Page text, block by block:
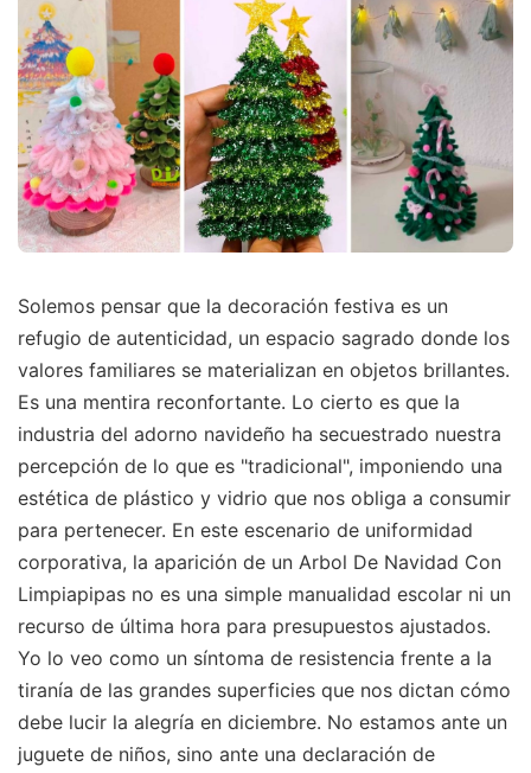
Solemos pensar que la decoración festiva es un
refugio de autenticidad, un espacio sagrado donde los
valores familiares se materializan en objetos brillantes.
Es una mentira reconfortante. Lo cierto es que la
industria del adorno navideño ha secuestrado nuestra
percepción de lo que es "tradicional", imponiendo una
estética de plástico y vidrio que nos obliga a consumir
para pertenecer. En este escenario de uniformidad
corporativa, la aparición de un Arbol De Navidad Con
Limpiapipas no es una simple manualidad escolar ni un
recurso de última hora para presupuestos ajustados.
Yo lo veo como un síntoma de resistencia frente a la
tiranía de las grandes superficies que nos dictan cómo
debe lucir la alegría en diciembre. No estamos ante un
juguete de niños, sino ante una declaración de